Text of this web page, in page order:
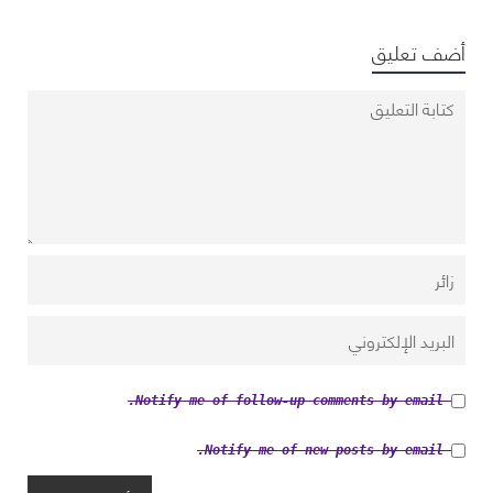
أضف تعليق
Notify me of follow-up comments by email.
Notify me of new posts by email.